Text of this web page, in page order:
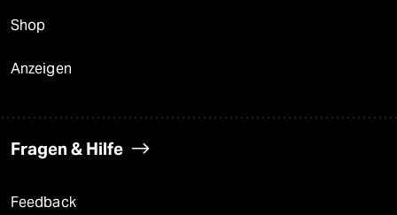
Shop
Anzeigen
Fragen & Hilfe
Feedback